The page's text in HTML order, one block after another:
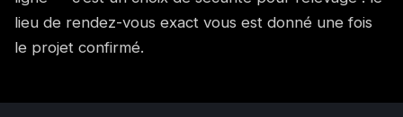
lieu de rendez-vous exact vous est donné une fois
le projet confirmé.